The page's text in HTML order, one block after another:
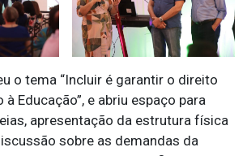
o tema “Incluir é garantir o direito
Educação”, e abriu espaço para
apresentação da estrutura física
sobre as demandas da